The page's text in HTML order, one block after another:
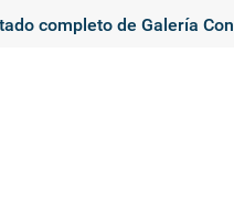
completo de Galería